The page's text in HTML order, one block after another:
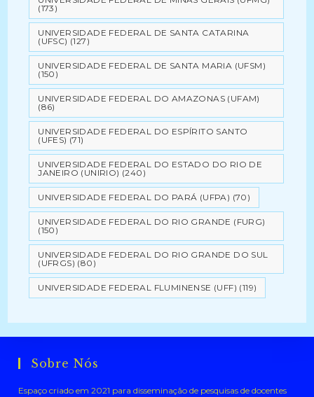
(173)
UNIVERSIDADE FEDERAL DE SANTA CATARINA
(UFSC) (127)
UNIVERSIDADE FEDERAL DE SANTA MARIA (UFSM)
(150)
UNIVERSIDADE FEDERAL DO AMAZONAS (UFAM)
(86)
UNIVERSIDADE FEDERAL DO ESPÍRITO SANTO
(UFES) (71)
UNIVERSIDADE FEDERAL DO ESTADO DO RIO DE
JANEIRO (UNIRIO) (240)
UNIVERSIDADE FEDERAL DO PARÁ (UFPA) (70)
UNIVERSIDADE FEDERAL DO RIO GRANDE (FURG)
(150)
UNIVERSIDADE FEDERAL DO RIO GRANDE DO SUL
(UFRGS) (80)
UNIVERSIDADE FEDERAL FLUMINENSE (UFF) (119)
Sobre Nós
Espaço criado em 2021 para disseminação de pesquisas de docentes